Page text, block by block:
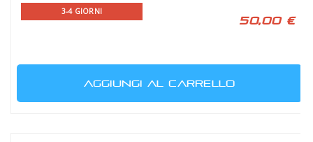
3-4 GIORNI
50,00 €
AGGIUNGI AL CARRELLO